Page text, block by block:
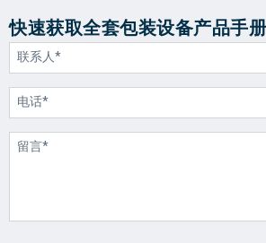
快速获取全套包装设备产品手册